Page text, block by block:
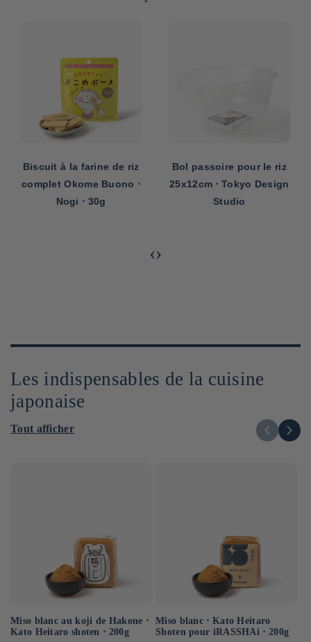
Biscuit à la farine de riz
complet Okome Buono ⋅
Nogi ⋅ 30g
Bol passoire pour le riz
25x12cm ⋅ Tokyo Design
Studio
‹›
Les indispensables de la cuisine
japonaise
Tout afficher
Miso blanc au koji de Hakone ⋅
Kato Heitaro shoten ⋅ 200g
Miso blanc ⋅ Kato Heitaro
Shoten pour iRASSHAi ⋅ 200g